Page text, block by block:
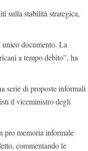
sulla stabilità strategica,
unico documento. La
a tempo debito”, ha
serie di proposte informali
il viceministro degli
pro memoria informale
commentando le